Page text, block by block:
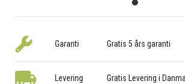
Garanti Gratis 5 års garanti
Levering Gratis Levering i